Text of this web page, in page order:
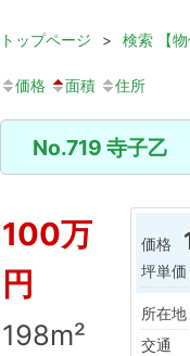
トップページ > 検索 【
価格 面積 住所
No.719 寺子乙
100万
円
198m²
価格
坪単価
所在地
交通